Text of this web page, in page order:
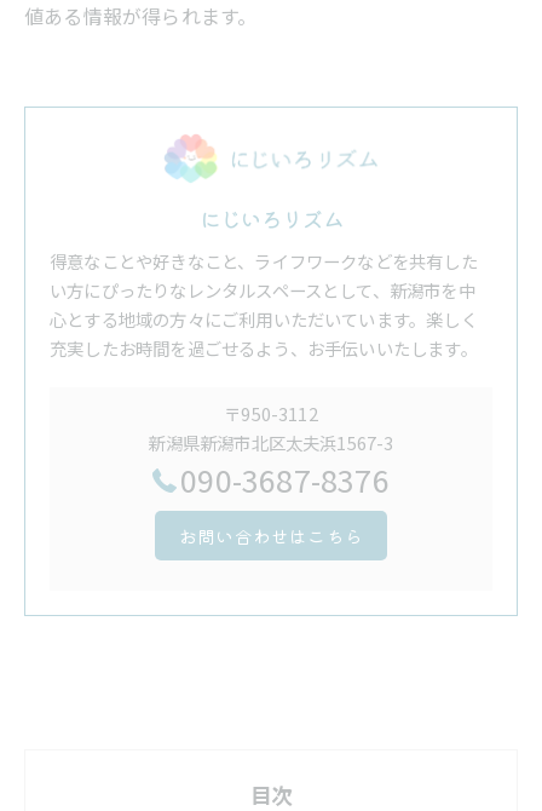
値ある情報が得られます。
にじいろリズム
得意なことや好きなこと、ライフワークなどを共有した
い方にぴったりなレンタルスペースとして、新潟市を中
心とする地域の方々にご利用いただいています。楽しく
充実したお時間を過ごせるよう、お手伝いいたします。
〒950-3112
新潟県新潟市北区太夫浜1567-3
090-3687-8376
お問い合わせはこちら
目次